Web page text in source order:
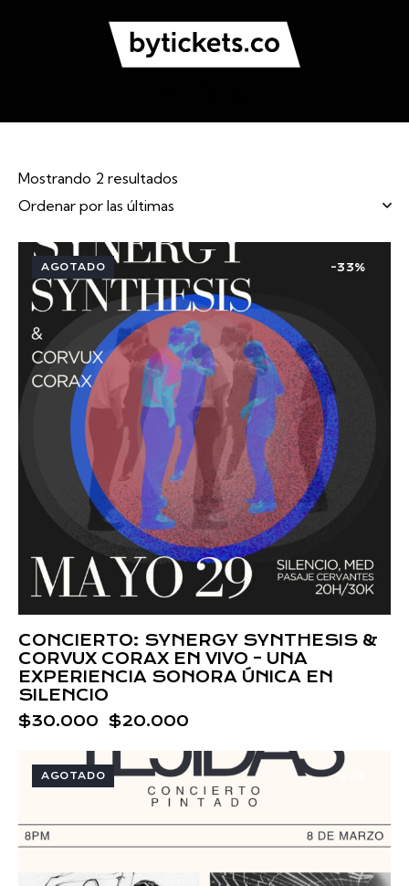
Mostrando 2 resultados
AGOTADO -33%
CONCIERTO: SYNERGY SYNTHESIS &
CORVUX CORAX EN VIVO – UNA
EXPERIENCIA SONORA ÚNICA EN
SILENCIO
$30.000 $20.000
AGOTADO -17%